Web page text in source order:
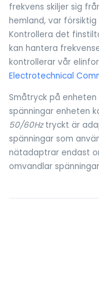
frekvens skiljer sig
hemland, var
Kontrollera det
kan hantera
kontrollerar vår
Electrotechnical
Småtryck på
spänningar enheten
50/60Hztryckt är
spänningar som
nätadaptrar endast
omvandlar